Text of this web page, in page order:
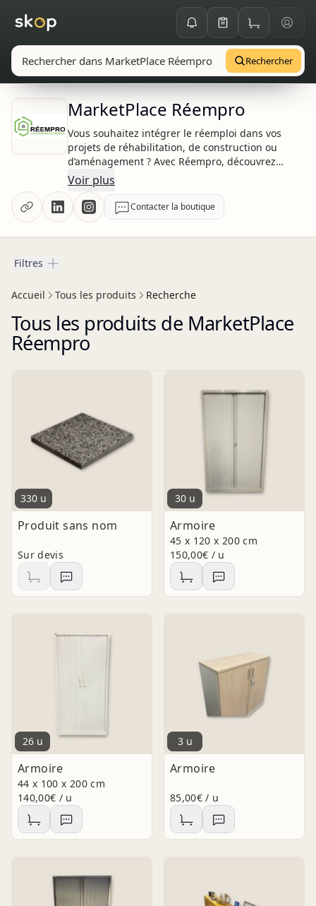
Rechercher
MarketPlace Réempro
Vous souhaitez intégrer le réemploi dans vos
projets de réhabilitation, de construction ou
d’aménagement ? Avec Réempro, découvrez
une boutique dédiée au réemploi de
matériaux et de mobilier de qualité. Choisir le
réemploi, c’est réduire votre impact
environnemental tout en réalisant des
sur mesure.
Chez Réempro, nous nous engageons à
donner une seconde vie aux matériaux et
équipements, afin de contribuer ensemble à
un avenir plus durable et responsable.
Voir plus
Contacter la boutique
Filtres
Filtres
Accueil Tous les produits Recherche
Tous les produits de MarketPlace
Réempro
330 u
Produit sans nom
Sur devis
30 u
Armoire
45 x 120 x 200 cm
150,00€ / u
26 u
Armoire
44 x 100 x 200 cm
140,00€ / u
3 u
Armoire
85,00€ / u